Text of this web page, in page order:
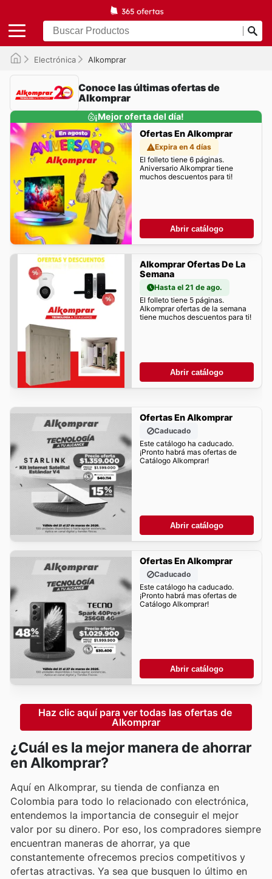
Electrónica Alkomprar
Conoce las últimas ofertas de
Alkomprar
¡Mejor oferta del día!
Ofertas En Alkomprar
Expira en 4 días
El folleto tiene 6 páginas.
Aniversario Alkomprar tiene
muchos descuentos para ti!
Abrir catálogo
Alkomprar Ofertas De La
Semana
Hasta el 21 de ago.
El folleto tiene 5 páginas.
Alkomprar ofertas de la semana
tiene muchos descuentos para ti!
Abrir catálogo
Ofertas En Alkomprar
Caducado
Este catálogo ha caducado.
¡Pronto habrá mas ofertas de
Catálogo Alkomprar!
Abrir catálogo
Ofertas En Alkomprar
Caducado
Este catálogo ha caducado.
¡Pronto habrá mas ofertas de
Catálogo Alkomprar!
Abrir catálogo
Haz clic aquí para ver todas las ofertas de
Alkomprar
¿Cuál es la mejor manera de ahorrar
en Alkomprar?
Aquí en Alkomprar, su tienda de confianza en
Colombia para todo lo relacionado con electrónica,
entendemos la importancia de conseguir el mejor
valor por su dinero. Por eso, los compradores siempre
encuentran maneras de ahorrar, ya que
constantemente ofrecemos precios competitivos y
ofertas atractivas. Ya sea que busquen lo último en